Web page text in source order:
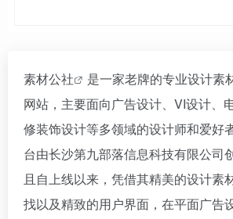
素材公社
是一家老牌的专业设计素
网站，主要面向广告设计、VI设计、
修装饰设计等多领域的设计师和爱好
台由长沙第九部落信息科技有限公司
且自上线以来，凭借其精美的设计素
找以及精致的用户界面，在平面广告